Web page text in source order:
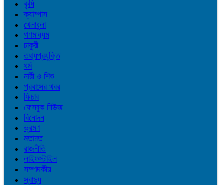
কৃষি
ক্যাম্পাস
খেলাধুলা
গণমাধ্যম
চাকুরী
তথ্যপ্রযুক্তি
ধর্ম
নারী ও শিশু
প্রবাসের খবর
ফিচার
ফেসবুক নিউজ
বিনোদন
ভ্রমণ
মতামত
রাজনীতি
লাইফস্টাইল
সম্পাদকীয়
স্বাস্থ্য